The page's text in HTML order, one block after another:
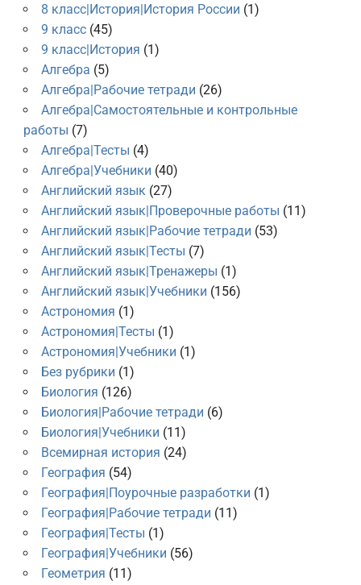
8 класс|История|История России (1)
9 класс(45)
9 класс|История (1)
Алгебра (5)
Алгебра|Рабочие тетради (26)
Алгебра|Самостоятельные и контрольные
работы (7)
Алгебра|Тесты (4)
Алгебра|Учебники (40)
Английский язык(27)
Английский язык|Проверочные работы (11)
Английский язык|Рабочие тетради (53)
Английский язык|Тесты (7)
Английский язык|Тренажеры (1)
Английский язык|Учебники (156)
Астрономия (1)
Астрономия|Тесты (1)
Астрономия|Учебники (1)
Без рубрики (1)
Биология (126)
Биология|Рабочие тетради (6)
Биология|Учебники (11)
Всемирная история (24)
География (54)
География|Поурочные разработки (1)
География|Рабочие тетради (11)
География|Тесты (1)
География|Учебники (56)
Геометрия (11)